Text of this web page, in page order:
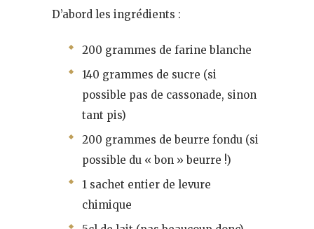
D’abord les ingrédients :
200 grammes de farine blanche
140 grammes de sucre (si
possible pas de cassonade, sinon
tant pis)
200 grammes de beurre fondu (si
possible du « bon » beurre !)
1 sachet entier de levure
chimique